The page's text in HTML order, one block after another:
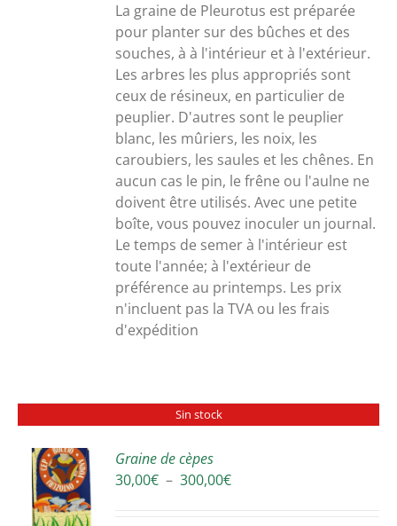
La graine de Pleurotus est préparée
pour planter sur des bûches et des
souches, à à l'intérieur et à l'extérieur.
Les arbres les plus appropriés sont
ceux de résineux, en particulier de
peuplier. D'autres sont le peuplier
blanc, les mûriers, les noix, les
caroubiers, les saules et les chênes. En
aucun cas le pin, le frêne ou l'aulne ne
doivent être utilisés. Avec une petite
boîte, vous pouvez inoculer un journal.
Le temps de semer à l'intérieur est
toute l'année; à l'extérieur de
préférence au printemps. Les prix
n'incluent pas la TVA ou les frais
d'expédition
Sin stock
Graine de cèpes
30,00€ – 300,00€Plage